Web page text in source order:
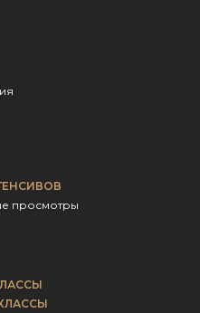
просмотры